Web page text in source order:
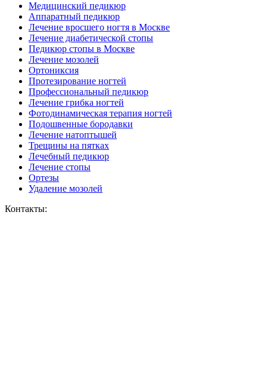
Медицинский педикюр
Аппаратный педикюр
Лечение вросшего ногтя в Москве
Лечение диабетической стопы
Педикюр стопы в Москве
Лечение мозолей
Ортониксия
Протезирование ногтей
Профессиональный педикюр
Лечение грибка ногтей
Фотодинамическая терапия ногтей
Подошвенные бородавки
Лечение натоптышей
Трещины на пятках
Лечебный педикюр
Лечение стопы
Ортезы
Удаление мозолей
Контакты: